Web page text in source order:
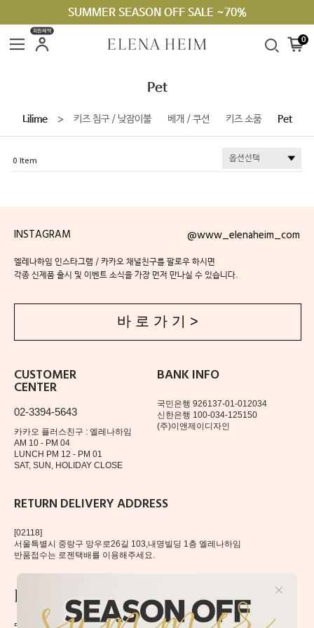
SUMMER SEASON OFF SALE ~70%
회원혜택
0
Pet
Lilime ＞ 키즈 침구 / 낮잠이불 베개 / 쿠션 키즈 소품 Pet
0
INSTAGRAM @www_elenaheim_com
엘레나하임 인스타그램 / 카카오 채널친구를 팔로우 하시면
각종 신제품 출시 및 이벤트 소식을 가장 먼저 만나실 수 있습니다.
바 로 가 기 >
CUSTOMER
CENTER
02-3394-5643
카카오 플러스친구 : 엘레나하임
AM 10 - PM 04
LUNCH PM 12 - PM 01
SAT, SUN, HOLIDAY CLOSE
BANK INFO
국민은행 926137-01-012034
신한은행 100-034-125150
(주)이앤제이디자인
RETURN DELIVERY ADDRESS
[02118]
서울특별시 중랑구 망우로26길 103,내명빌딩 1층 엘레나하임
반품접수는 로젠택배를 이용해주세요.